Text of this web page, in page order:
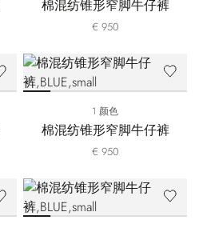
棉混纺锥形窄脚牛仔裤
€ 950
1 颜色
棉混纺锥形窄脚牛仔裤
€ 950